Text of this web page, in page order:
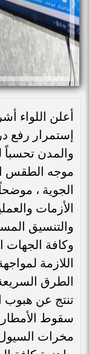
أعلن اللواء
إستمرار رفع
والمدن تحسباً
موجه الطقس
الجوية ،
الأزمات
والتنسيق
وكافة الجهات
اللازمة
الطرق
تنتج عن هبوب
سقوط الأمطار
مخرات